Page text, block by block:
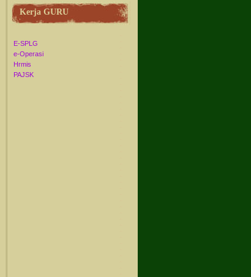
Kerja GURU
E-SPLG
e-Operasi
Hrmis
PAJSK